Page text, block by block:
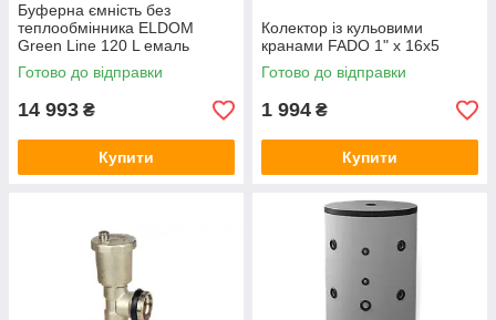
Буферна ємність без
теплообмінника ELDOM
Green Line 120 L емаль
Готово до відправки
14 993 ₴
Купити
Колектор із кульовими
кранами FADO 1" x 16x5
Готово до відправки
1 994 ₴
Купити